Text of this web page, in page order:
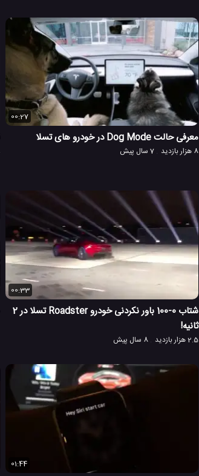
00:27
معرفی حالت Dog Mode در خودرو های تسلا
8 هزار بازدید 7 سال پیش
00:33
شتاب 0-100 باور نکردنی خودرو Roadster تسلا در 2
ثانیه!
2.5 هزار بازدید 8 سال پیش
01:44